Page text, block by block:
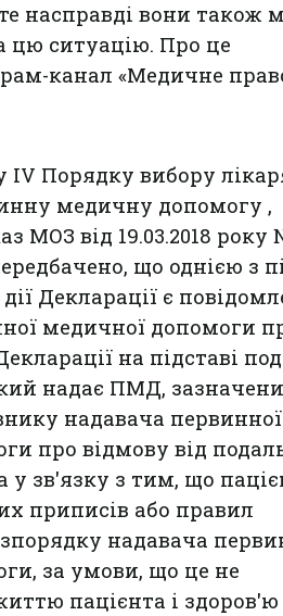
насправді вони також
цю ситуацію. Про це
канал «Медичне
IV Порядку вибору
медичну допомогу ,
МОЗ від 19.03.2018 року
що однією з
Декларації є
медичної допомоги
на підставі
надає ПМД,
надавача первинної
про відмову від
у зв'язку з тим, що
приписів або правил
надавача
за умови, що це не
пацієнта і здоров'ю